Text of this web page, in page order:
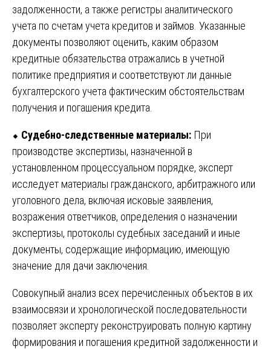
задолженности, а также регистры аналитического
учета по счетам учета кредитов и займов. Указанные
документы позволяют оценить, каким образом
кредитные обязательства отражались в учетной
политике предприятия и соответствуют ли данные
бухгалтерского учета фактическим обстоятельствам
получения и погашения кредита.
⬥ Судебно-следственные материалы: При
производстве экспертизы, назначенной в
установленном процессуальном порядке, эксперт
исследует материалы гражданского, арбитражного или
уголовного дела, включая исковые заявления,
возражения ответчиков, определения о назначении
экспертизы, протоколы судебных заседаний и иные
документы, содержащие информацию, имеющую
значение для дачи заключения.
Совокупный анализ всех перечисленных объектов в их
взаимосвязи и хронологической последовательности
позволяет эксперту реконструировать полную картину
формирования и погашения кредитной задолженности и